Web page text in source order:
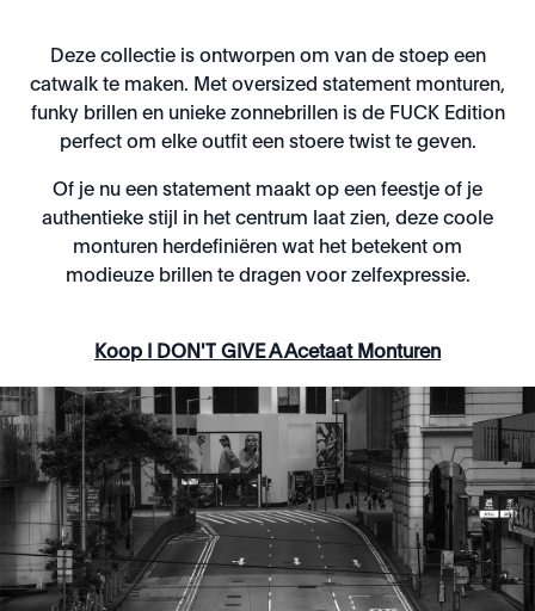
Deze collectie is ontworpen om van de stoep een
catwalk te maken. Met oversized statement monturen,
funky brillen en unieke zonnebrillen is de FUCK Edition
perfect om elke outfit een stoere twist te geven.
Of je nu een statement maakt op een feestje of je
authentieke stijl in het centrum laat zien, deze coole
monturen herdefiniëren wat het betekent om
modieuze brillen te dragen voor zelfexpressie.
Koop I DON'T GIVE A Acetaat Monturen